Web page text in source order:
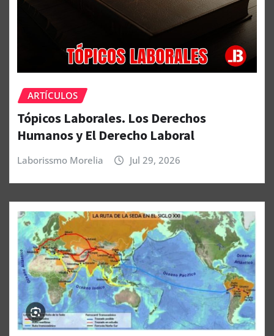
ARTÍCULOS
Tópicos Laborales. Los Derechos
Humanos y El Derecho Laboral
Laborissmo Morelia Jul 29, 2026